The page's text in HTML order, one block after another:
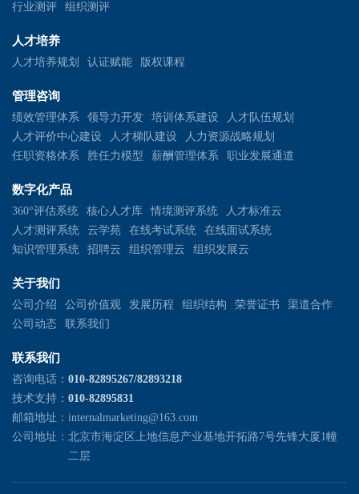
行业测评
组织测评
人才培养
人才培养规划 认证赋能 版权课程
管理咨询
绩效管理体系 领导力开发 培训体系建设
人才队伍规划
人才评价中心建设
人才梯队建设
人力资源战略规划
任职资格体系
胜任力模型 薪酬管理体系 职业发展通道
数字化产品
360°评估系统 核心人才库 情境测评系统
人才标准云
人才测评系统
云学苑 在线考试系统
在线面试系统
知识管理系统
招聘云 组织管理云 组织发展云
关于我们
公司介绍 公司价值观 发展历程 组织结构 荣誉证书
渠道合作
公司动态
联系我们
联系我们
咨询电话： 010-82895267/82893218
技术支持： 010-82895831
邮箱地址： internalmarketing@163.com
公司地址： 北京市海淀区上地信息产业基地开拓路7号先锋大厦1幢
二层